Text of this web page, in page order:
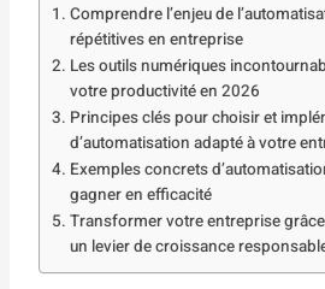
Comprendre l’enjeu de
répétitives en entreprise
Les outils numériques
votre productivité en 2026
Principes clés pour choisir et
d’automatisation adapté à votre
Exemples concrets
gagner en efficacité
Transformer votre entreprise
un levier de croissance